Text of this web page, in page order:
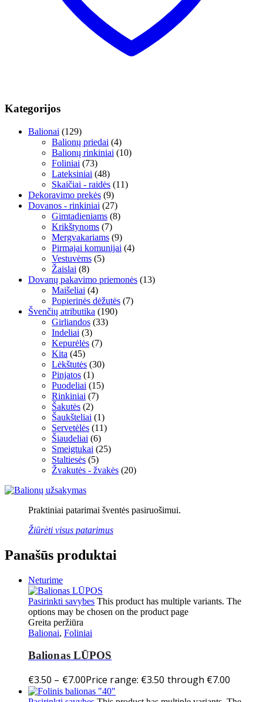
Kategorijos
Balionai (129)
Balionų priedai (4)
Balionų rinkiniai (10)
Foliniai (73)
Lateksiniai (48)
Skaičiai - raidės (11)
Dekoravimo prekės (9)
Dovanos - rinkiniai (27)
Gimtadieniams (8)
Krikštynoms (7)
Mergvakariams (9)
Pirmajai komunijai (4)
Vestuvėms (5)
Žaislai (8)
Dovanų pakavimo priemonės (13)
Maišeliai (4)
Popierinės dėžutės (7)
Švenčių atributika (190)
Girliandos (33)
Indeliai (3)
Kepurėlės (7)
Kita (45)
Lėkštutės (30)
Pinjatos (1)
Puodeliai (15)
Rinkiniai (7)
Šakutės (2)
Šaukšteliai (1)
Servetėlės (11)
Šiaudeliai (6)
Smeigtukai (25)
Staltiesės (5)
Žvakutės - žvakės (20)
Praktiniai patarimai šventės pasiruošimui.
Žiūrėti visus patarimus
Panašūs produktai
Neturime
Pasirinkti savybes This product has multiple variants. The
options may be chosen on the product page
Greita peržiūra
Balionai, Foliniai
Balionas LŪPOS
€3.50 – €7.00Price range: €3.50 through €7.00